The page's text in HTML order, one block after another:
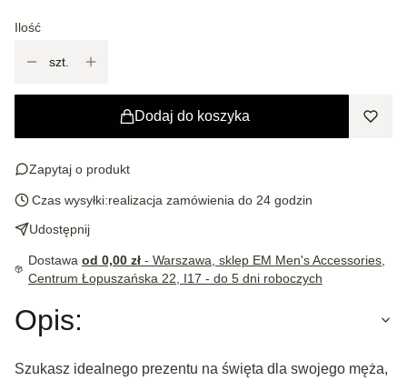
Ilość
szt.
Dodaj do koszyka
Zapytaj o produkt
Czas wysyłki:realizacja zamówienia do 24 godzin
Udostępnij
Dostawa od 0,00 zł - Warszawa, sklep EM Men's Accessories,
Centrum Łopuszańska 22, I17 - do 5 dni roboczych
Opis:
Szukasz idealnego prezentu na święta dla swojego męża,